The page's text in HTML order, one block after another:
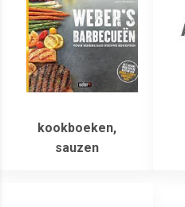
kookboeken,
sauzen